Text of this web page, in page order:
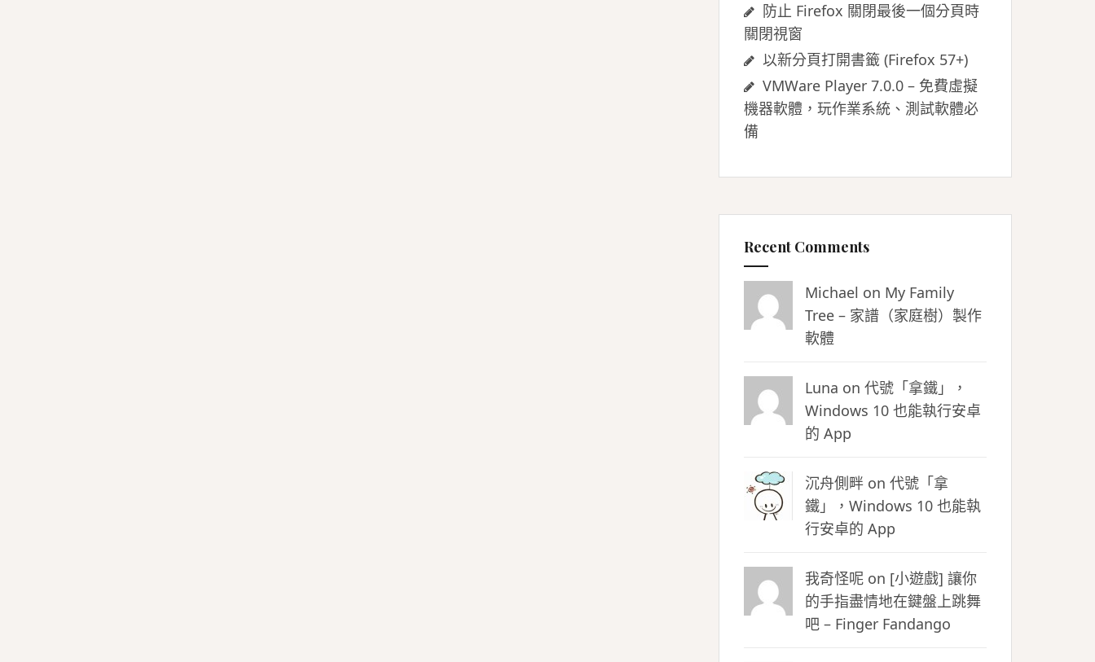
防止 Firefox 關閉最後一個分頁時
關閉視窗
以新分頁打開書籤 (Firefox 57+)
VMWare Player 7.0.0 – 免費虛擬
機器軟體，玩作業系統、測試軟體必
備
Recent Comments
Michael on My Family
Tree – 家譜（家庭樹）製作
軟體
Luna on 代號「拿鐵」，
Windows 10 也能執行安卓
的 App
沉舟側畔 on 代號「拿
鐵」，Windows 10 也能執
行安卓的 App
我奇怪呢 on [小遊戲] 讓你
的手指盡情地在鍵盤上跳舞
吧 – Finger Fandango